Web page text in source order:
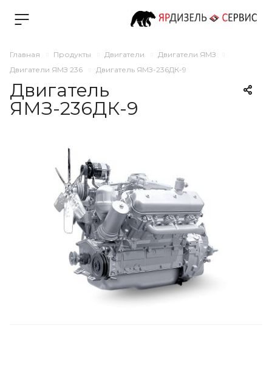
Главная Продукты Двигатели
Двигатели ЯМЗ
Двигатели ЯМЗ 236
Двигатель ЯМЗ-236ДК-9
Двигатель
ЯМЗ-236ДК-9